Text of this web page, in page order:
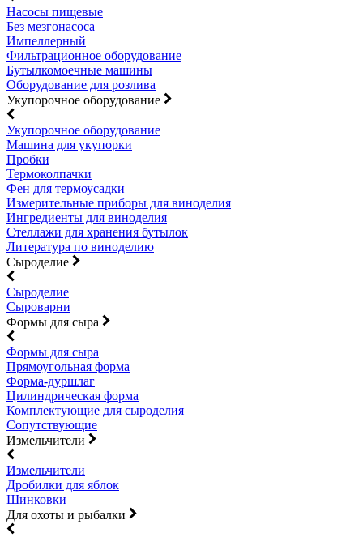
Насосы пищевые
Без мезгонасоса
Импеллерный
Фильтрационное оборудование
Бутылкомоечные машины
Оборудование для розлива
Укупорочное оборудование
Укупорочное оборудование
Машина для укупорки
Пробки
Термоколпачки
Фен для термоусадки
Измерительные приборы для виноделия
Ингредиенты для виноделия
Стеллажи для хранения бутылок
Литература по виноделию
Сыроделие
Сыроделие
Сыроварни
Формы для сыра
Формы для сыра
Прямоугольная форма
Форма-дуршлаг
Цилиндрическая форма
Комплектующие для сыроделия
Сопутствующие
Измельчители
Измельчители
Дробилки для яблок
Шинковки
Для охоты и рыбалки